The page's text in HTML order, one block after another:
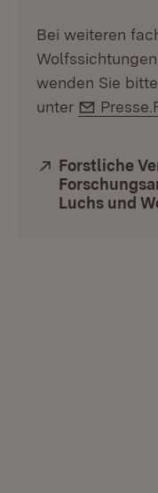
Bei weiteren
wenden Sie
unter
E-Mail:
Extern:
Forstliche
Luchs und